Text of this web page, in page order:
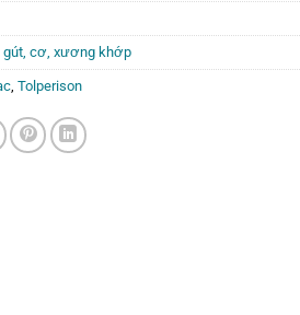
gút, cơ, xương khớp
, Tolperison